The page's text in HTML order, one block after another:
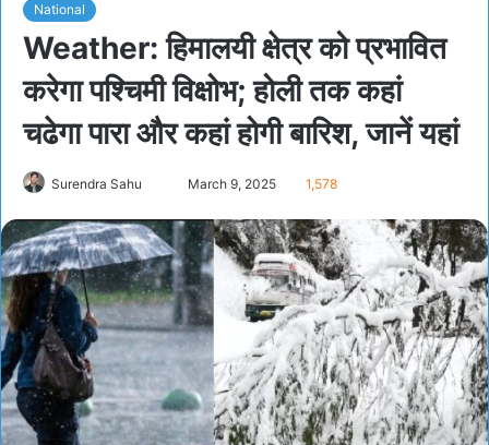
National
Weather: हिमालयी क्षेत्र को प्रभावित
करेगा पश्चिमी विक्षोभ; होली तक कहां
चढेगा पारा और कहां होगी बारिश, जानें यहां
Surendra Sahu
email
March 9, 2025 1,578